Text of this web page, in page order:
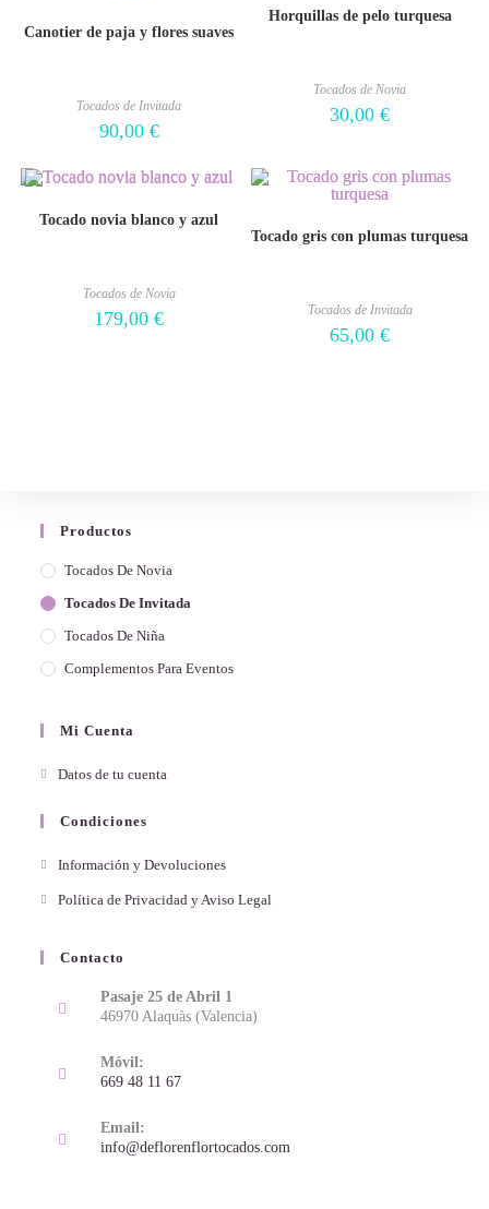
Canotier de paja y flores suaves
Tocados de Invitada
90,00 €
Horquillas de pelo turquesa
Tocados de Novia
30,00€
Tocado novia blanco y azul
Tocados de Novia
179,00€
Tocado gris con plumas turquesa
Tocados de Invitada
65,00€
Productos
Tocados De Novia
Tocados De Invitada
Tocados De Niña
Complementos Para Eventos
Mi Cuenta
Datos de tu cuenta
Condiciones
Información y Devoluciones
Política de Privacidad y Aviso Legal
Contacto
Pasaje 25 de Abril 1
46970 Alaquàs (Valencia)
Móvil:
669 48 11 67
Email:
info@deflorenflortocados.com